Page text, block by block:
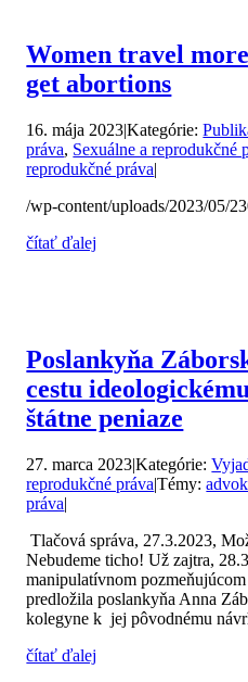
Women travel
get abortions
16. mája 2023|Kategórie:
práva, Sexuálne a reprodukčné
reprodukčné práva|
/wp-content/uploads/2023/05/
čítať ďalej
Poslankyňa
cestu
štátne peniaze
27. marca 2023|Kategórie:
reprodukčné práva|Témy:
práva|
Tlačová správa, 27.3.2023,
Nebudeme ticho! Už zajtra,
manipulatívnom
predložila poslankyňa Anna
kolegyne k jej pôvodnému
čítať ďalej